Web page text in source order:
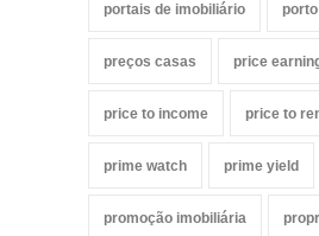
portais de imobiliário porto
preços casas price
price to income price to
prime watch prime yield
promoção imobiliária